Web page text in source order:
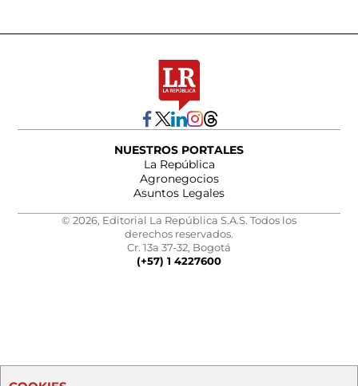
NUESTROS PORTALES
La República
Agronegocios
Asuntos Legales
© 2026, Editorial La República S.A.S. Todos los
derechos reservados.
Cr. 13a 37-32, Bogotá
(+57) 1 4227600